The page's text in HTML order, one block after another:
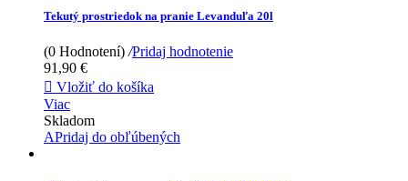
Tekutý prostriedok na pranie Levanduľa 20l
(0 Hodnotení) /Pridaj hodnotenie
91,90 €
 Vložiť do košíka
Viac
Skladom
APridaj do obľúbených